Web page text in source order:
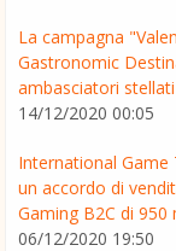
La campagna
Gastronomic
ambasciatori
14/12/2020 00:05
International Game
un accordo di
Gaming B2C di 950
06/12/2020 19:50